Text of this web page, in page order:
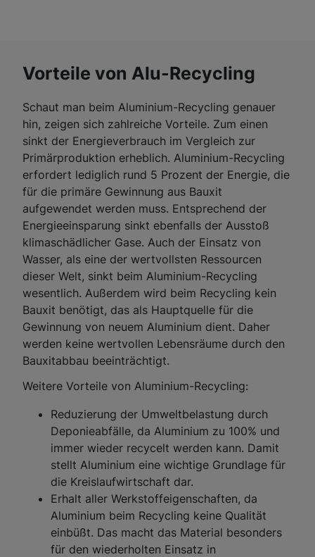
Vorteile von Alu-Recycling
Schaut man beim Aluminium-Recycling genauer
hin, zeigen sich zahlreiche Vorteile. Zum einen
sinkt der Energieverbrauch im Vergleich zur
Primärproduktion erheblich. Aluminium-Recycling
erfordert lediglich rund 5 Prozent der Energie, die
für die primäre Gewinnung aus Bauxit
aufgewendet werden muss. Entsprechend der
Energieeinsparung sinkt ebenfalls der Ausstoß
klimaschädlicher Gase. Auch der Einsatz von
Wasser, als eine der wertvollsten Ressourcen
dieser Welt, sinkt beim Aluminium-Recycling
wesentlich. Außerdem wird beim Recycling kein
Bauxit benötigt, das als Hauptquelle für die
Gewinnung von neuem Aluminium dient. Daher
werden keine wertvollen Lebensräume durch den
Bauxitabbau beeinträchtigt.
Weitere Vorteile von Aluminium-Recycling:
Reduzierung der Umweltbelastung durch
Deponieabfälle, da Aluminium zu 100% und
immer wieder recycelt werden kann. Damit
stellt Aluminium eine wichtige Grundlage für
die Kreislaufwirtschaft dar.
Erhalt aller Werkstoffeigenschaften, da
Aluminium beim Recycling keine Qualität
einbüßt. Das macht das Material besonders
für den wiederholten Einsatz in